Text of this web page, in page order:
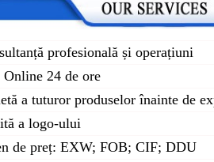
profesională și operațiuni
24 de ore
a tuturor produselor înainte de
a logo-ului
de preț: EXW; FOB; CIF; DDU